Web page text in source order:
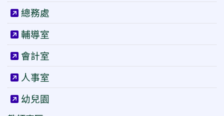
總務處
輔導室
會計室
人事室
幼兒園